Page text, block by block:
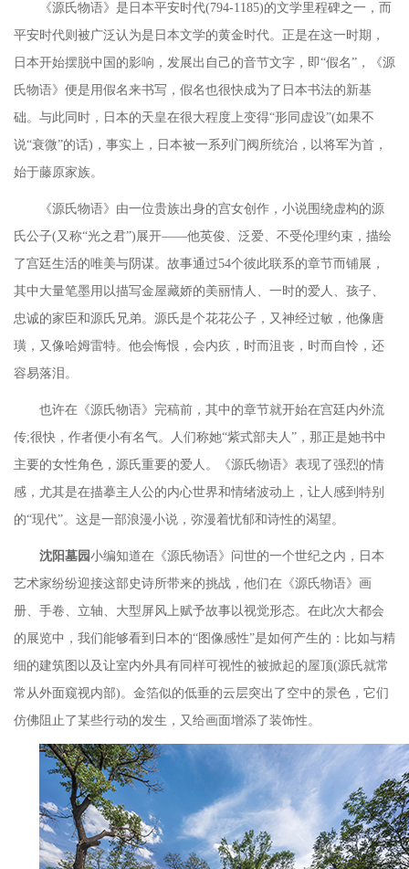
《源氏物语》是日本平安时代(794-1185)的文学里程碑之一，而
平安时代则被广泛认为是日本文学的黄金时代。正是在这一时期，
日本开始摆脱中国的影响，发展出自己的音节文字，即“假名”，《源
氏物语》便是用假名来书写，假名也很快成为了日本书法的新基
础。与此同时，日本的天皇在很大程度上变得“形同虚设”(如果不
说“衰微”的话)，事实上，日本被一系列门阀所统治，以将军为首，
始于藤原家族。
《源氏物语》由一位贵族出身的宫女创作，小说围绕虚构的源
氏公子(又称“光之君”)展开——他英俊、泛爱、不受伦理约束，描绘
了宫廷生活的唯美与阴谋。故事通过54个彼此联系的章节而铺展，
其中大量笔墨用以描写金屋藏娇的美丽情人、一时的爱人、孩子、
忠诚的家臣和源氏兄弟。源氏是个花花公子，又神经过敏，他像唐
璜，又像哈姆雷特。他会悔恨，会内疚，时而沮丧，时而自怜，还
容易落泪。
也许在《源氏物语》完稿前，其中的章节就开始在宫廷内外流
传;很快，作者便小有名气。人们称她“紫式部夫人”，那正是她书中
主要的女性角色，源氏重要的爱人。《源氏物语》表现了强烈的情
感，尤其是在描摹主人公的内心世界和情绪波动上，让人感到特别
的“现代”。这是一部浪漫小说，弥漫着忧郁和诗性的渴望。
沈阳墓园小编知道在《源氏物语》问世的一个世纪之内，日本
艺术家纷纷迎接这部史诗所带来的挑战，他们在《源氏物语》画
册、手卷、立轴、大型屏风上赋予故事以视觉形态。在此次大都会
的展览中，我们能够看到日本的“图像感性”是如何产生的：比如与精
细的建筑图以及让室内外具有同样可视性的被掀起的屋顶(源氏就常
常从外面窥视内部)。金箔似的低垂的云层突出了空中的景色，它们
仿佛阻止了某些行动的发生，又给画面增添了装饰性。